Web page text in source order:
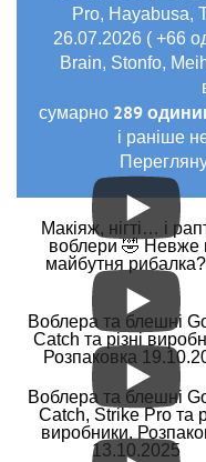
Pro, Hayabusa,
26.07.2026 ( +66
Brain, Stonfo,
сумарно 289
і раніше
Макіяж, нігті… і
воблери 🤣 Невже
майбутня
Воблера та блешні
Catch та різні
Розпаковка
Воблера та блешні
Catch, Strike Pro та
виробники.
13.10.2025